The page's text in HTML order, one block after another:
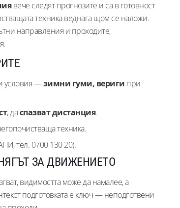
вече следят прогнозите и са в готовност
техника веднага щом се наложи.
направления и проходите,
условия —зимни гуми, вериги при
, даспазват дистанция.
техника.
тел. 0700 130 20).
ЗА ДВИЖЕНИЕТО
видимостта може да намалее, а
подготовката е ключ — неподготвени